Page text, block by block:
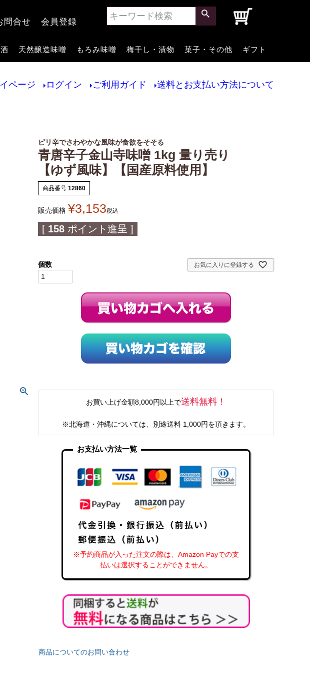
問合せ 会員登録
天然醸造味噌 もろみ味噌 梅干し・漬物 菓子・その他 ギフト
ページ ログイン ご利用ガイド 送料とお支払い方法について
ピリ辛でさわやかな風味が食欲をそそる
青唐辛子金山寺味噌 1kg 量り売り
【ゆず風味】【国産原料使用】
商品番号 12860
販売価格 ¥3,153税込
[ 158 ポイント進呈 ]
お気に入りに登録する
お買い上げ金額8,000円以上で送料無料！
※北海道・沖縄については、別途送料 1,000円を頂きます。
お支払い方法一覧
※予約商品が入った注文の際は、Amazon Payでの支
払いは選択することができません。
商品についてのお問い合わせ